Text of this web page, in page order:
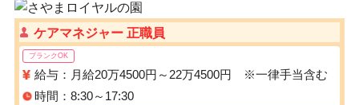
ケアマネジャー 正職員
ブランクOK
給与：月給20万4500円～22万4500円 ※一律手当含む
時間：8:30～17:30